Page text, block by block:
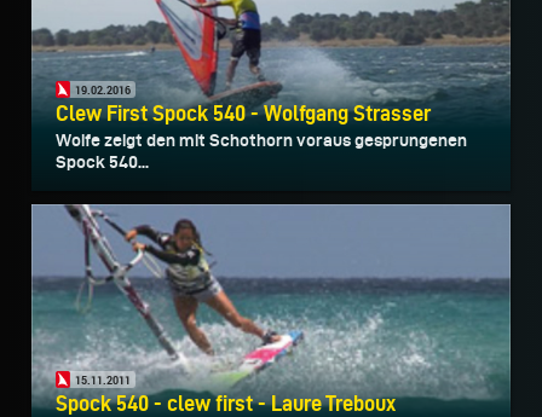
19.02.2016
Clew First Spock 540 - Wolfgang Strasser
Woife zeigt den mit Schothorn voraus gesprungenen
Spock 540...
15.11.2011
Spock 540 - clew first - Laure Treboux